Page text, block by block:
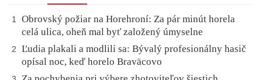
1
Obrovský požiar na Horehroní: Za pár minút horela
celá ulica, oheň mal byť založený úmyselne
2
Ľudia plakali a modlili sa: Bývalý profesionálny hasič
opísal noc, keď horelo Braväcovo